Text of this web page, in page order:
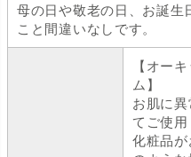
母の日や敬老の日、お誕生
こと間違いなしです。
【オー
ム】
お肌に
てご使用
化粧品